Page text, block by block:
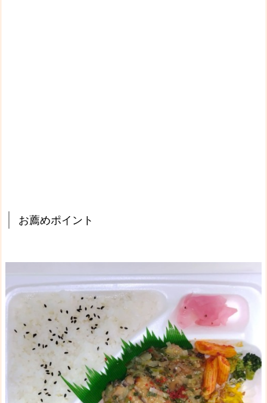
お薦めポイント